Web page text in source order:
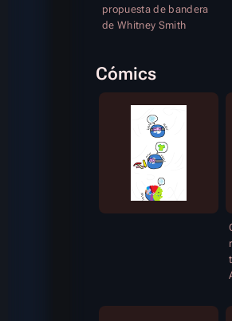
propuesta de bandera
de Whitney Smith
Cómics